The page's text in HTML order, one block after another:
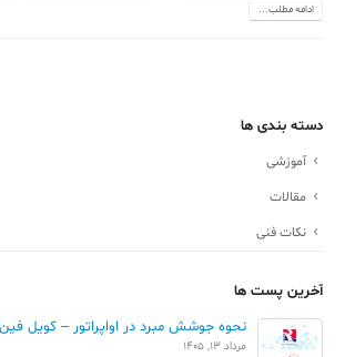
ادامه مطلب...
دسته بندی ها
آموزشی
مقالات
نکات فنی
آخرین پست ها
نحوه جوشش مبرد در اواپراتور – کویل
مرداد 13, 1405